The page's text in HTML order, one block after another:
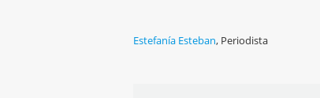
Estefanía Esteban, Periodista